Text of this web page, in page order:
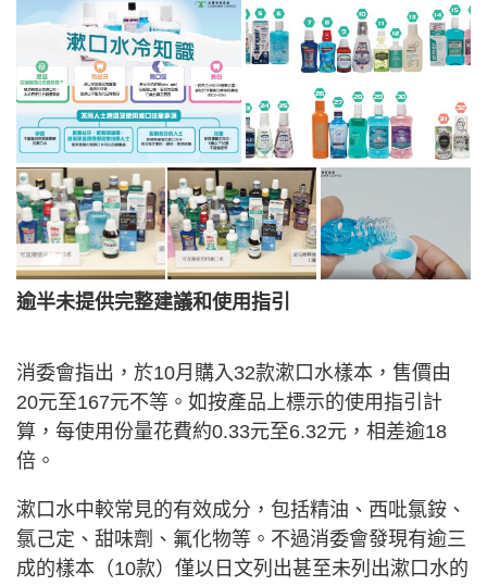
逾半未提供完整建議和使用指引
消委會指出，於10月購入32款漱口水樣本，售價由
20元至167元不等。如按產品上標示的使用指引計
算，每使用份量花費約0.33元至6.32元，相差逾18
倍。
漱口水中較常見的有效成分，包括精油、西吡氯銨、
氯己定、甜味劑、氟化物等。不過消委會發現有逾三
成的樣本（10款）僅以日文列出甚至未列出漱口水的